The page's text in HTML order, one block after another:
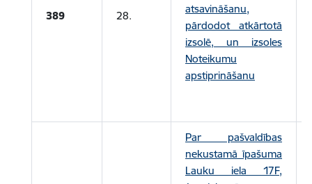
389 28.
atsavināšanu,
pārdodot atkārtotā
izsolē, un izsoles
Noteikumu
apstiprināšanu
Par pašvaldības
nekustamā īpašuma
Lauku iela 17F,